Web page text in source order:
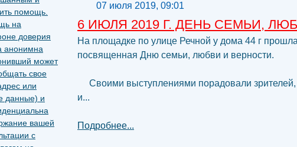
07 июля 2019, 09:01
6 ИЮЛЯ 2019 Г. ДЕНЬ СЕМЬИ,
На площадке по улице Речной у дома 44 г
посвященная Дню семьи, любви и верности.
Своими выступлениями порадовали зрителей,
и...
Подробнее...